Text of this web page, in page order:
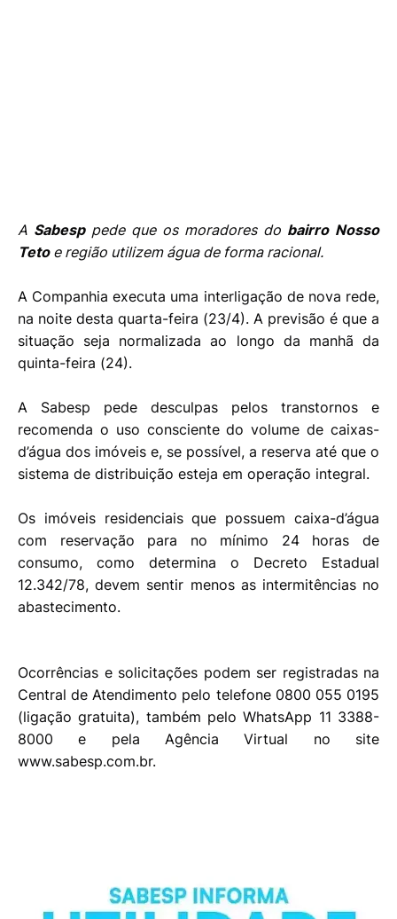
A Sabesppede que os moradores do bairro Nosso
Tetoe região utilizem água de forma racional.
A Companhia executa uma interligação de nova rede,
na noite desta quarta-feira (23/4). A previsão é que a
situação seja normalizada ao longo da manhã da
quinta-feira (24).
A Sabesp pede desculpas pelos transtornos e
recomenda o uso consciente do volume de caixas-
d’água dos imóveis e, se possível, a reserva até que o
sistema de distribuição esteja em operação integral.
Os imóveis residenciais que possuem caixa-d’água
com reservação para no mínimo 24 horas de
consumo, como determina o Decreto Estadual
12.342/78, devem sentir menos as intermitências no
abastecimento.
Ocorrências e solicitações podem ser registradas na
Central de Atendimento pelo telefone 0800 055 0195
(ligação gratuita), também pelo WhatsApp 11 3388-
8000 e pela Agência Virtual no site
www.sabesp.com.br.